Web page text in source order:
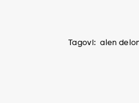
Tagovi: alen